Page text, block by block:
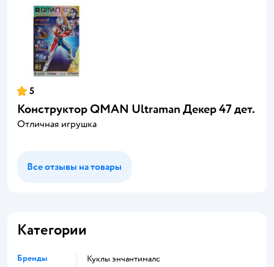
5
Конструктор QMAN Ultraman Декер 47 дет.
Отличная игрушка
Все отзывы на товары
Категории
Бренды
Куклы энчантималс